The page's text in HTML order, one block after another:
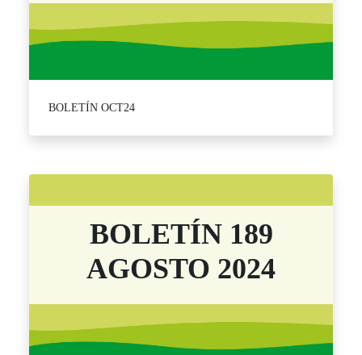
BOLETÍN OCT24
BOLETÍN 189
AGOSTO 2024